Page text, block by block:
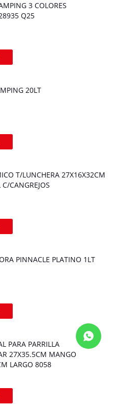
3 COLORES
Q25
20LT
T/LUNCHERA 27X16X32CM
CANGREJOS
PINNACLE PLATINO 1LT
PARA PARRILLA
27X35.5CM MANGO
LARGO 8058